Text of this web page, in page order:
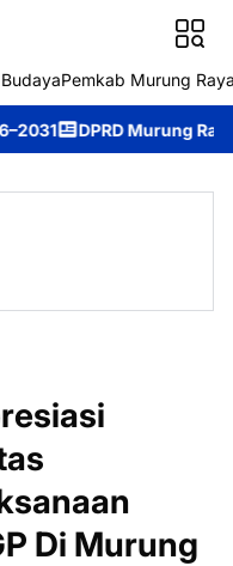
Pemkab Murung
Murung Raya Studi
Di Murung